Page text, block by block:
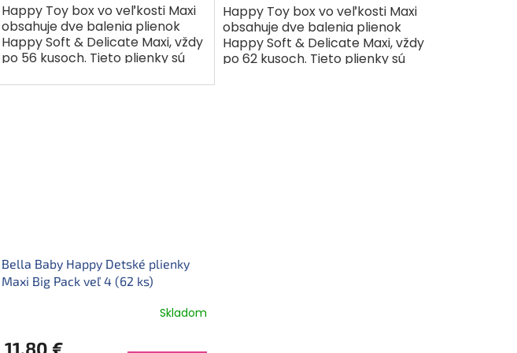
Happy Toy box vo veľkosti Maxi
obsahuje dve balenia plienok
Happy Soft & Delicate Maxi, vždy
po 56 kusoch. Tieto plienky sú
hmotnosťou 9–15 kg. Sú...
Happy Toy box vo veľkosti Maxi
obsahuje dve balenia plienok
Happy Soft & Delicate Maxi, vždy
po 62 kusoch. Tieto plienky sú
Bella Baby Happy Detské plienky
Maxi Big Pack veľ 4 (62 ks)
Skladom
11,80 €